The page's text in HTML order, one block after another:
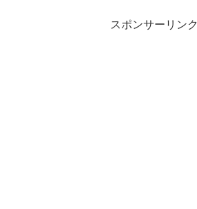
スポンサーリンク